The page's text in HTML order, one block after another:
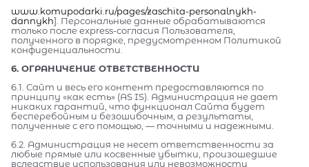
www.komupodarki.ru/pages/zaschita-personalnykh-
dannykh]. Персональные данные обрабатываются
только после express-согласия Пользователя,
полученного в порядке, предусмотренном Политикой
конфиденциальности.
6. ОГРАНИЧЕНИЕ ОТВЕТСТВЕННОСТИ
6.1. Сайт и весь его контент предоставляются по
принципу «как есть» (AS IS). Администрация не дает
никаких гарантий, что функционал Сайта будет
бесперебойным и безошибочным, а результаты,
полученные с его помощью, — точными и надежными.
6.2. Администрация не несет ответственности за
любые прямые или косвенные убытки, произошедшие
вследствие использования или невозможности